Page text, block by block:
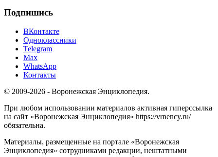
Подпишись
ВКонтакте
Одноклассники
Telegram
Max
WhatsApp
Контакты
© 2009-2026 - Воронежская Энциклопедия.
При любом использовании материалов активная гиперссылка
на сайт «Воронежская Энциклопедия» https://vrnency.ru/
обязательна.
Материалы, размещенные на портале «Воронежская
Энциклопедия» сотрудниками редакции, нештатными